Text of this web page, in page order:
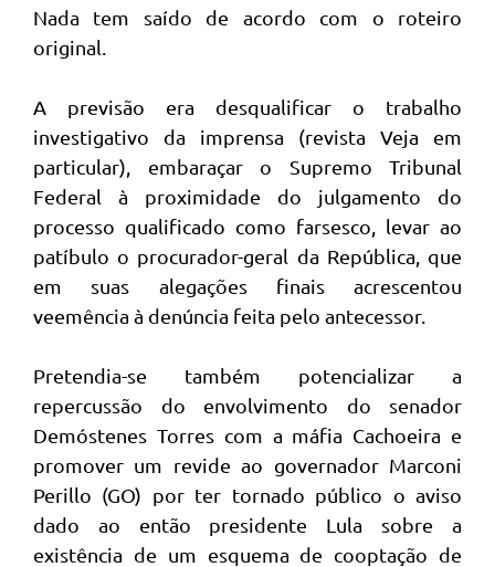
Nada tem saído de acordo com o roteiro
original.
A previsão era desqualificar o trabalho
investigativo da imprensa (revista Veja em
particular), embaraçar o Supremo Tribunal
Federal à proximidade do julgamento do
processo qualificado como farsesco, levar ao
patíbulo o procurador-geral da República, que
em suas alegações finais acrescentou
veemência à denúncia feita pelo antecessor.
Pretendia-se também potencializar a
repercussão do envolvimento do senador
Demóstenes Torres com a máfia Cachoeira e
promover um revide ao governador Marconi
Perillo (GO) por ter tornado público o aviso
dado ao então presidente Lula sobre a
existência de um esquema de cooptação de